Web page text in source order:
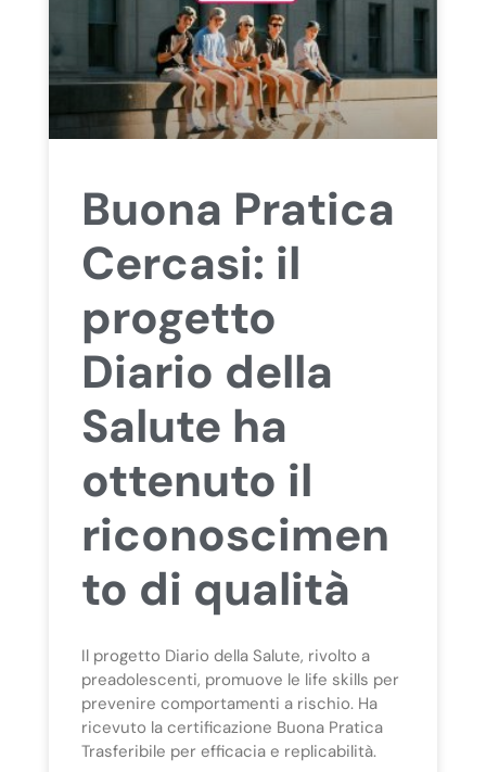
Buona Pratica
Cercasi: il
progetto
Diario della
Salute ha
ottenuto il
riconoscimen
to di qualità
Il progetto Diario della Salute, rivolto a
preadolescenti, promuove le life skills per
prevenire comportamenti a rischio. Ha
ricevuto la certificazione Buona Pratica
Trasferibile per efficacia e replicabilità.